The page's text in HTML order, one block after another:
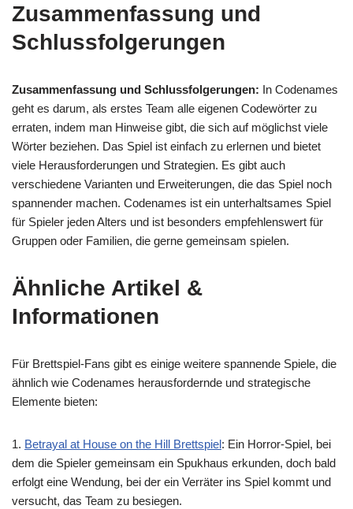
Zusammenfassung und
Schlussfolgerungen
Zusammenfassung und Schlussfolgerungen: In Codenames
geht es darum, als erstes Team alle eigenen Codewörter zu
erraten, indem man Hinweise gibt, die sich auf möglichst viele
Wörter beziehen. Das Spiel ist einfach zu erlernen und bietet
viele Herausforderungen und Strategien. Es gibt auch
verschiedene Varianten und Erweiterungen, die das Spiel noch
spannender machen. Codenames ist ein unterhaltsames Spiel
für Spieler jeden Alters und ist besonders empfehlenswert für
Gruppen oder Familien, die gerne gemeinsam spielen.
Ähnliche Artikel &
Informationen
Für Brettspiel-Fans gibt es einige weitere spannende Spiele, die
ähnlich wie Codenames herausfordernde und strategische
Elemente bieten:
1. Betrayal at House on the Hill Brettspiel: Ein Horror-Spiel, bei
dem die Spieler gemeinsam ein Spukhaus erkunden, doch bald
erfolgt eine Wendung, bei der ein Verräter ins Spiel kommt und
versucht, das Team zu besiegen.